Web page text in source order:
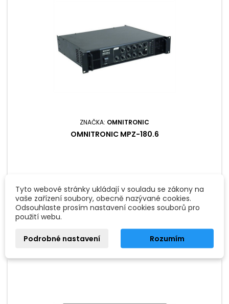
ZNAČKA: OMNITRONIC
OMNITRONIC MPZ-180.6
 Přidat do košíku
Není skladem - na objednávku
Tyto webové stránky ukládají v souladu se zákony na
vaše zařízení soubory, obecně nazývané cookies.
Odsouhlaste prosím nastavení cookies souborů pro
použití webu.
Podrobné nastavení Rozumím